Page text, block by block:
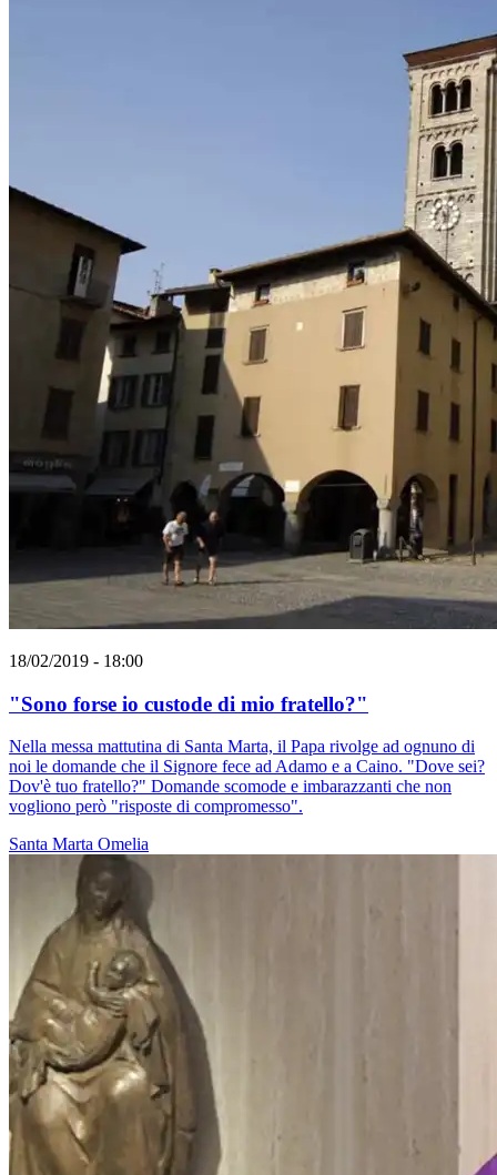
18/02/2019 - 18:00
"Sono forse io custode di mio fratello?"
Nella messa mattutina di Santa Marta, il Papa rivolge ad ognuno di
noi le domande che il Signore fece ad Adamo e a Caino. "Dove sei?
Dov'è tuo fratello?" Domande scomode e imbarazzanti che non
vogliono però "risposte di compromesso".
Santa Marta Omelia